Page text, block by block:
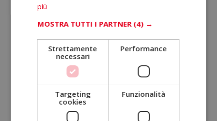
Telefono (*)
Indirizzo di posta elettronica (*)
Indicaci quale corso ti interessa (*)
più
MOSTRA TUTTI I PARTNER (4) →
Strettamente
necessari
Performance
Targeting
cookies
Funzionalità